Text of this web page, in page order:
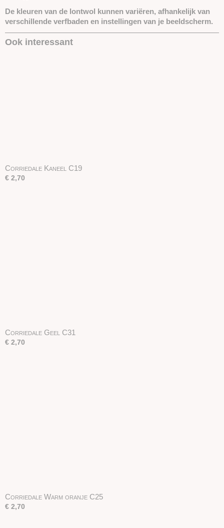
De kleuren van de lontwol kunnen variëren, afhankelijk van
verschillende verfbaden en instellingen van je beeldscherm.
Ook interessant
Corriedale Kaneel C19
€ 2,70
Corriedale Geel C31
€ 2,70
Corriedale Warm oranje C25
€ 2,70